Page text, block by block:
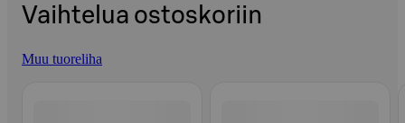
Vaihtelua ostoskoriin
Muu tuoreliha